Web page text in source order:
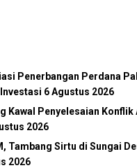
Penerbangan Perdana
6 Agustus 2026
Kawal Penyelesaian Konflik
2026
Tambang Sirtu di Sungai
2026